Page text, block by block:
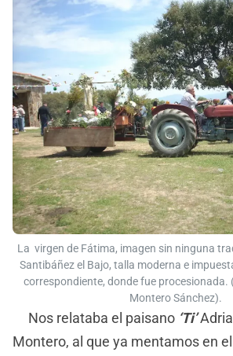
La virgen de Fátima, imagen sin ninguna
Santibáñez el Bajo, talla moderna e
correspondiente, donde fue
Montero Sánchez).
Nos relataba el paisano ‘Ti’
Montero, al que ya mentamos en